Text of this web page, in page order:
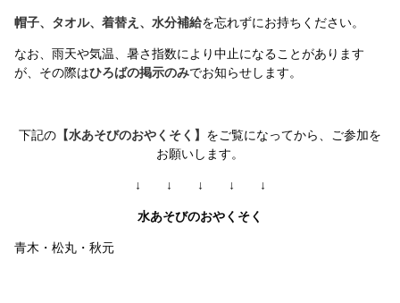
帽子、タオル、着替え、水分補給を忘れずにお持ちください。
なお、雨天や気温、暑さ指数により中止になることがあります
が、その際はひろばの掲示のみでお知らせします。
下記の 【水あそびのおやくそく】 をご覧になってから、ご参加を
お願いします。
↓ ↓ ↓ ↓ ↓
水あそびのおやくそく
青木・松丸・秋元